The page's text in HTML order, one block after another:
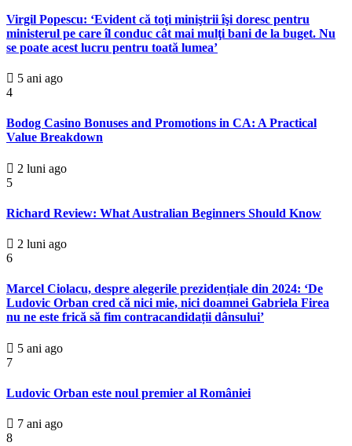
Virgil Popescu: ‘Evident că toţi miniştrii îşi doresc pentru
ministerul pe care îl conduc cât mai mulţi bani de la buget. Nu
se poate acest lucru pentru toată lumea’
5 ani ago
4
Bodog Casino Bonuses and Promotions in CA: A Practical
Value Breakdown
2 luni ago
5
Richard Review: What Australian Beginners Should Know
2 luni ago
6
Marcel Ciolacu, despre alegerile prezidențiale din 2024: ‘De
Ludovic Orban cred că nici mie, nici doamnei Gabriela Firea
nu ne este frică să fim contracandidații dânsului’
5 ani ago
7
Ludovic Orban este noul premier al României
7 ani ago
8